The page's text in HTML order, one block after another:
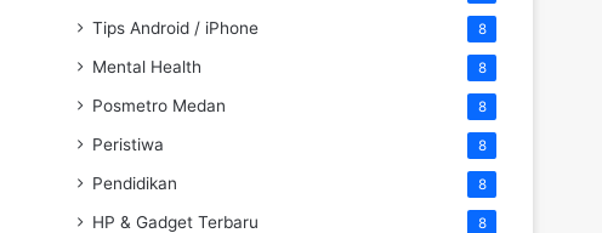
Tips Android / iPhone 8
Mental Health 8
Posmetro Medan 8
Peristiwa 8
Pendidikan 8
HP & Gadget Terbaru 8